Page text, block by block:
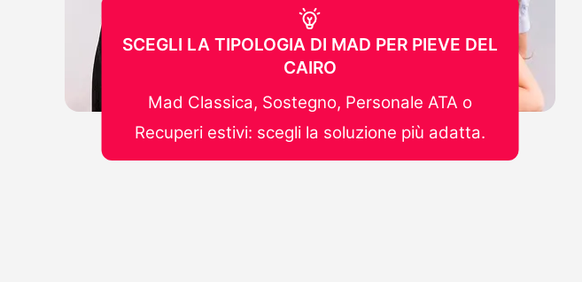
SCEGLI LA TIPOLOGIA DI MAD PER PIEVE DEL
CAIRO
Mad Classica, Sostegno, Personale ATA o
Recuperi estivi: scegli la soluzione più adatta.